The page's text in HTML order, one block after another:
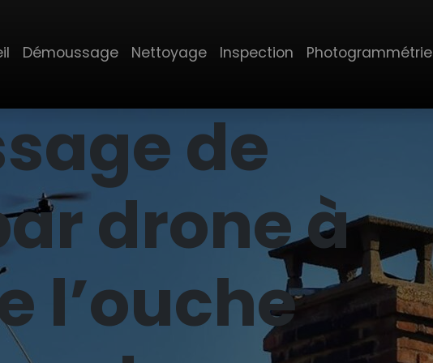
Démoussage Nettoyage Inspection Photogrammétrie
de
drone à
l’ouche